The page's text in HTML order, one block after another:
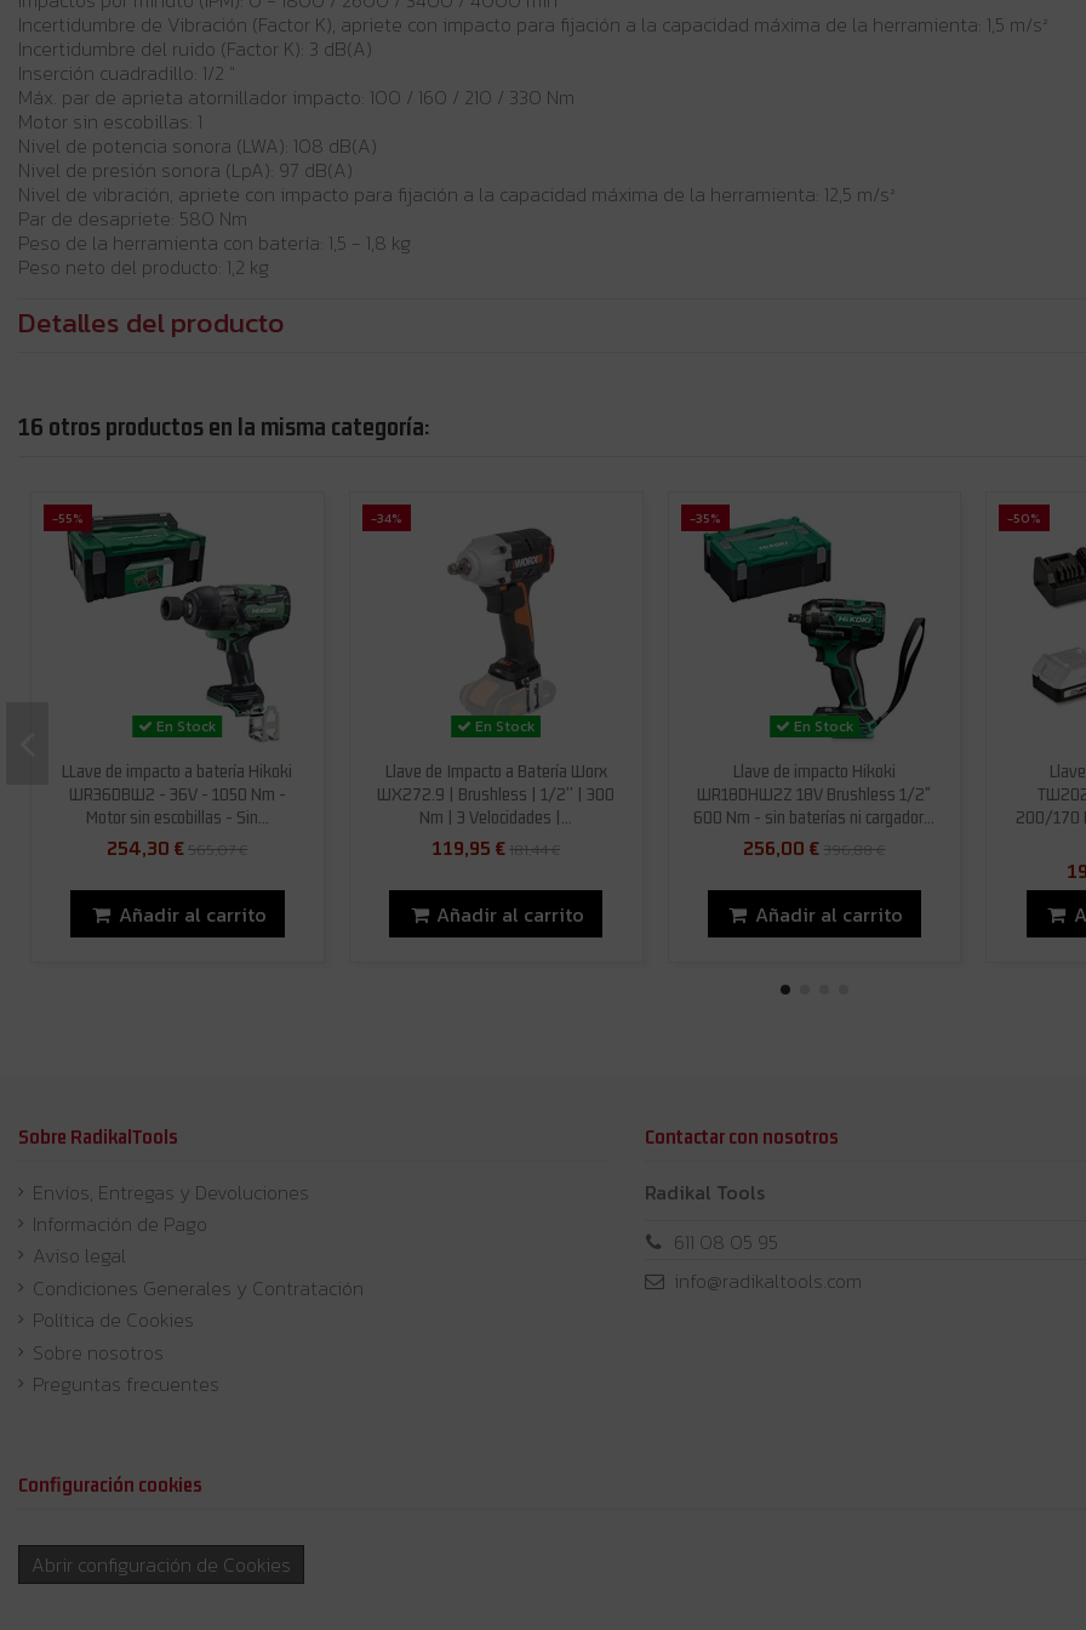
Incertidumbre de Vibración (Factor K), apriete con impacto para fijación a la capacidad máxima de la herramienta: 1,5 m/s²
Incertidumbre del ruido (Factor K): 3 dB(A)
Inserción cuadradillo: 1/2 "
Máx. par de aprieta atornillador impacto: 100 / 160 / 210 / 330 Nm
Motor sin escobillas: 1
Nivel de potencia sonora (LWA): 108 dB(A)
Nivel de presión sonora (LpA): 97 dB(A)
Nivel de vibración, apriete con impacto para fijación a la capacidad máxima de la herramienta: 12,5 m/s²
Par de desapriete: 580 Nm
Peso de la herramienta con batería: 1,5 - 1,8 kg
Peso neto del producto: 1,2 kg
Detalles del producto
16 otros productos en la misma categoría:
-55%
En Stock
LLave de impacto a batería Hikoki
WR36DBW2 - 36V - 1050 Nm -
Motor sin escobillas - Sin...
254,30 € 565,07 €
Añadir al carrito
-34%
En Stock
Llave de Impacto a Batería Worx
WX272.9 | Brushless | 1/2'' | 300
Nm | 3 Velocidades |...
119,95 €181,44 €
Añadir al carrito
-35%
En Stock
Llave de impacto Hikoki
WR18DHW2Z 18V Brushless 1/2"
600 Nm - sin baterías ni cargador...
256,00 € 396,88 €
Añadir al carrito
-50%
200/170
Sobre RadikalTools
Envíos, Entregas y Devoluciones
Información de Pago
Aviso legal
Condiciones Generales y Contratación
Política de Cookies
Sobre nosotros
Preguntas frecuentes
Contactar con nosotros
Radikal Tools
611 08 05 95
info@radikaltools.com
Configuración cookies
Abrir configuración de Cookies